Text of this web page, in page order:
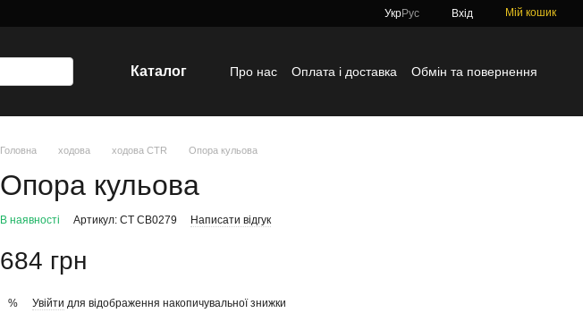
УкрРус Вхід Мій кошик
Каталог Про нас Оплата і доставка
Обмін та повернення
Головна ходова ходова CTR Опора кульова
Опора кульова
В наявності Артикул: CT CB0279 Написати відгук
684 грн
% Увійти для відображення накопичувальної знижки